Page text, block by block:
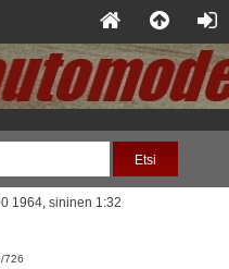
1964, sininen 1:32
726